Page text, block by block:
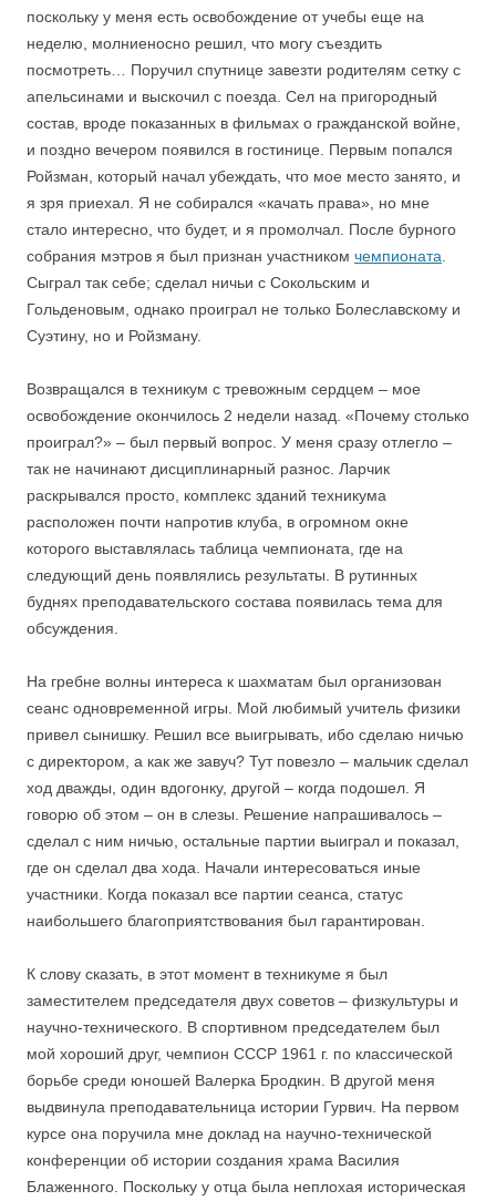
поскольку у меня есть освобождение от учебы еще на
неделю, молниеносно решил, что могу съездить
посмотреть… Поручил спутнице завезти родителям сетку с
апельсинами и выскочил с поезда. Сел на пригородный
состав, вроде показанных в фильмах о гражданской войне,
и поздно вечером появился в гостинице. Первым попался
Ройзман, который начал убеждать, что мое место занято, и
я зря приехал. Я не собирался «качать права», но мне
стало интересно, что будет, и я промолчал. После бурного
собрания мэтров я был признан участником чемпионата
Сыграл так себе; сделал ничьи с Сокольским и
Гольденовым, однако проиграл не только Болеславскому и
Суэтину, но и Ройзману.
Возвращался в техникум с тревожным сердцем – мое
освобождение окончилось 2 недели назад. «Почему столько
проиграл?» – был первый вопрос. У меня сразу отлегло –
так не начинают дисциплинарный разнос. Ларчик
раскрывался просто, комплекс зданий техникума
расположен почти напротив клуба, в огромном окне
которого выставлялась таблица чемпионата, где на
следующий день появлялись результаты. В рутинных
буднях преподавательского состава появилась тема для
обсуждения.
На гребне волны интереса к шахматам был организован
сеанс одновременной игры. Мой любимый учитель физики
привел сынишку. Решил все выигрывать, ибо сделаю ничью
с директором, а как же завуч? Тут повезло – мальчик сделал
ход дважды, один вдогонку, другой – когда подошел. Я
говорю об этом – он в слезы. Решение напрашивалось –
сделал с ним ничью, остальные партии выиграл и показал,
где он сделал два хода. Начали интересоваться иные
участники. Когда показал все партии сеанса, статус
наибольшего благоприятствования был гарантирован.
К слову сказать, в этот момент в техникуме я был
заместителем председателя двух советов – физкультуры и
научно-технического. В спортивном председателем был
мой хороший друг, чемпион СССР 1961 г. по классической
борьбе среди юношей Валерка Бродкин. В другой меня
выдвинула преподавательница истории Гурвич. На первом
курсе она поручила мне доклад на научно-технической
конференции об истории создания храма Василия
Блаженного. Поскольку у отца была неплохая историческая